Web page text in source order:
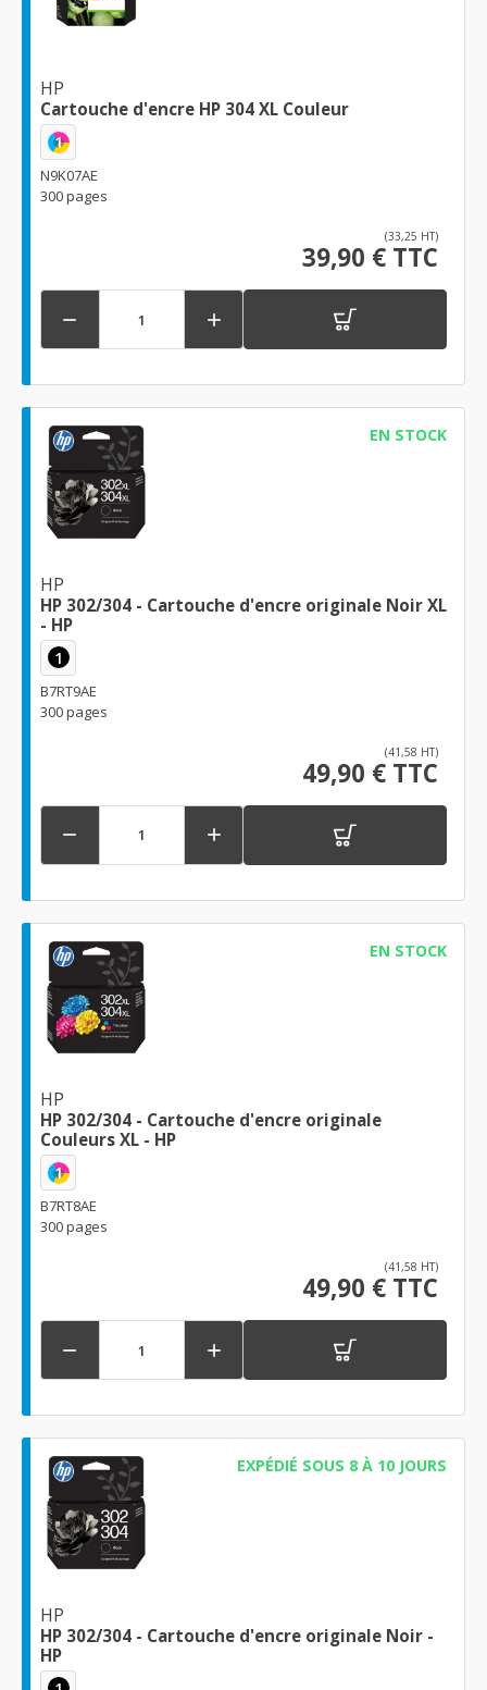
HP
Cartouche d'encre HP 304 XL Couleur
1
N9K07AE
300 pages
(33,25 HT)
39,90 € TTC
 
EN STOCK
HP
HP 302/304 - Cartouche d'encre originale Noir XL
- HP
1
B7RT9AE
300 pages
(41,58 HT)
49,90 € TTC
 
EN STOCK
HP
HP 302/304 - Cartouche d'encre originale
Couleurs XL - HP
1
B7RT8AE
300 pages
(41,58 HT)
49,90 € TTC
 
EXPÉDIÉ SOUS 8 À 10 JOURS
HP
HP 302/304 - Cartouche d'encre originale Noir -
HP